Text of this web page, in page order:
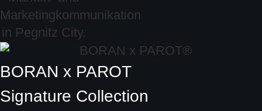
BORAN x PAROT
Signature Collection